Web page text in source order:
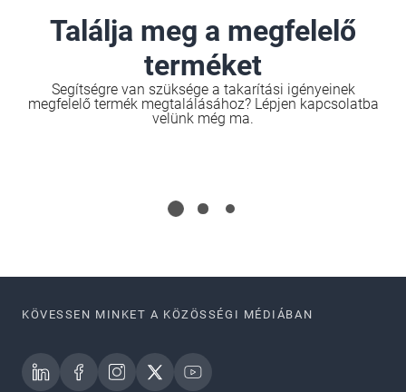
Találja meg a megfelelő
terméket
Segítségre van szüksége a takarítási igényeinek
megfelelő termék megtalálásához? Lépjen kapcsolatba
velünk még ma.
KÖVESSEN MINKET A KÖZÖSSÉGI MÉDIÁBAN